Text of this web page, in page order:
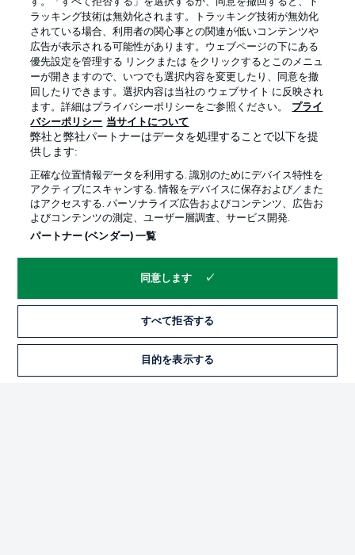
BUNDESLIGA APP
Official Partners
プライバシー・ポリシー 優先設定を管理する
ラッキング技術は無効化されます。トラッキング技術が無効化
されている場合、利用者の関心事との関連が低いコンテンツや
広告が表示される可能性があります。ウェブページの下にある
優先設定を管理する リンクまたは をクリックするとこのメニュ
ーが開きますので、いつでも選択内容を変更したり、同意を撤
回したりできます。選択内容は当社の ウェブサイト に反映され
ます。詳細はプライバシーポリシーをご参照ください。
プライ
バシーポリシー 当サイトについて
弊社と弊社パートナーはデータを処理することで以下を提
供します:
正確な位置情報データを利用する. 識別のためにデバイス特性を
アクティブにスキャンする. 情報をデバイスに保存および／また
はアクセスする. パーソナライズ広告およびコンテンツ、広告お
よびコンテンツの測定、ユーザー層調査、サービス開発.
パートナー (ベンダー) 一覧
同意します
すべて拒否する
目的を表示する